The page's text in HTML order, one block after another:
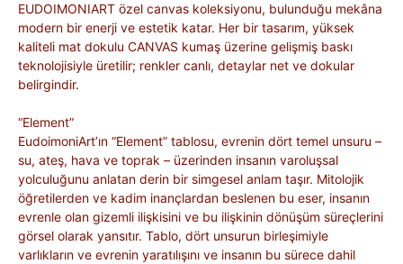
EUDOIMONIART özel canvas koleksiyonu, bulunduğu mekâna
modern bir enerji ve estetik katar. Her bir tasarım, yüksek
kaliteli mat dokulu CANVAS kumaş üzerine gelişmiş baskı
teknolojisiyle üretilir; renkler canlı, detaylar net ve dokular
belirgindir.
“Element”
EudoimoniArt’ın “Element” tablosu, evrenin dört temel unsuru –
su, ateş, hava ve toprak – üzerinden insanın varoluşsal
yolculuğunu anlatan derin bir simgesel anlam taşır. Mitolojik
öğretilerden ve kadim inançlardan beslenen bu eser, insanın
evrenle olan gizemli ilişkisini ve bu ilişkinin dönüşüm süreçlerini
görsel olarak yansıtır. Tablo, dört unsurun birleşimiyle
varlıkların ve evrenin yaratılışını ve insanın bu sürece dahil